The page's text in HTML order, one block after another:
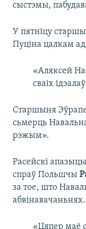
сыстэмы,
У пятніцу
Пуціна цалкам
«Аляксей
сваіх
Старшыня
сьмерць
рэжым».
Расейскі
спраў Польшчы
за тое, што
абвінавачаньнях.
«Цяпер маё